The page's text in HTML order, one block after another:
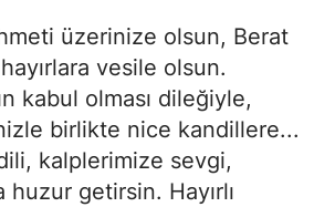
üzerinize olsun, Berat
vesile olsun.
kabul olması dileğiyle,
birlikte nice kandillere...
kalplerimize sevgi,
huzur getirsin. Hayırlı